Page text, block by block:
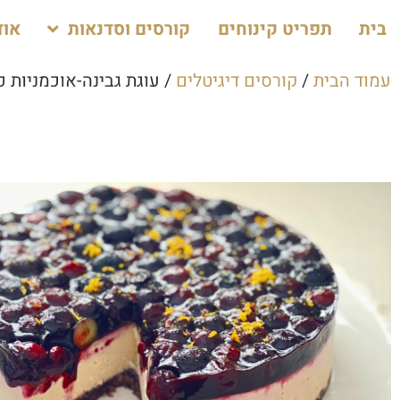
בית תפריט קינוחים קורסים וסדנאות
עמוד הבית/ קורסים דיגיטלים / עוגת גבינה-אוכמניות